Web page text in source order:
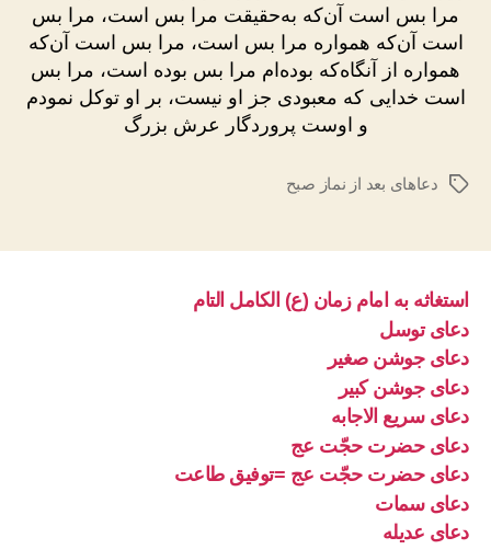
مرا بس است آن‌که به‌حقیقت مرا بس است، مرا بس
است آن‌که همواره مرا بس است، مرا بس است آن‌که
همواره از آنگاه‌که بوده‌ام مرا بس بوده است، مرا بس
است خدایی که معبودی جز او نیست، بر او توکل نمودم
و اوست پروردگار عرش بزرگ
برچسب‌هادعاهای بعد از نماز صبح
استغاثه به امام زمان (ع) الکامل التام
دعای توسل
دعای جوشن صغیر
دعای جوشن کبیر
دعای سریع الاجابه
دعای حضرت حجّت عج
دعای حضرت حجّت عج =توفیق طاعت
دعای سمات
دعای عدیله